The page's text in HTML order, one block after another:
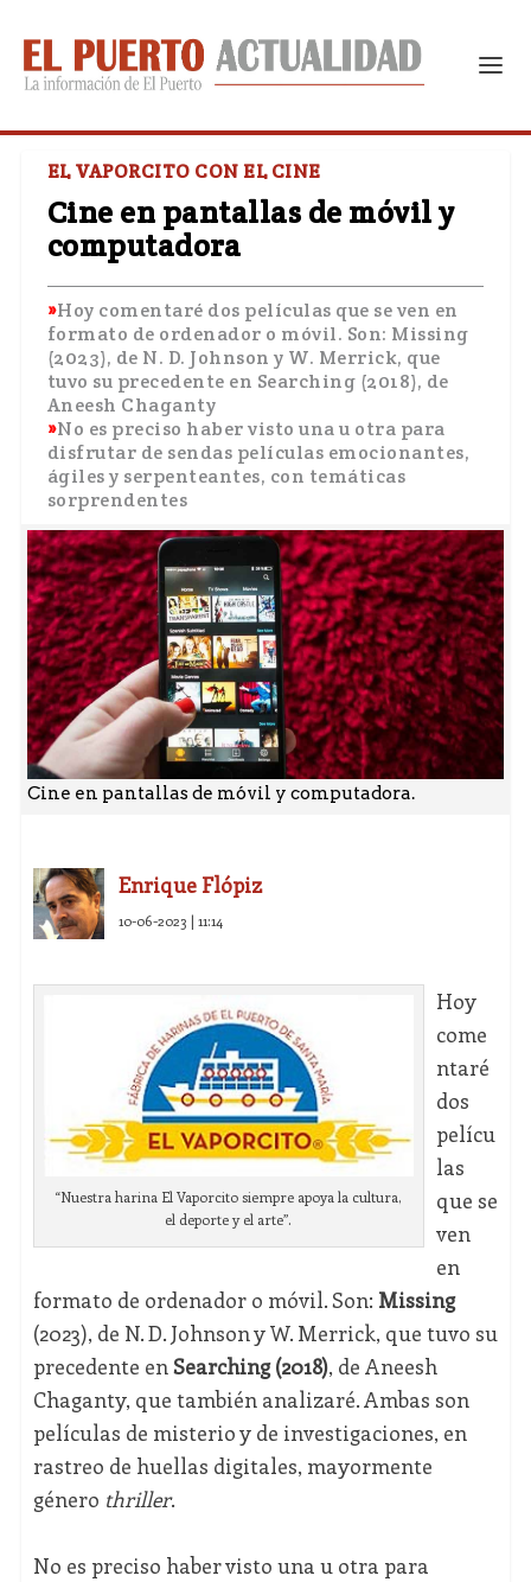
EL VAPORCITO CON EL CINE
Cine en pantallas de móvil y
computadora
Hoy comentaré dos películas que se ven en
formato de ordenador o móvil. Son: Missing
(2023), de N. D. Johnson y W. Merrick, que
tuvo su precedente en Searching (2018), de
Aneesh Chaganty
No es preciso haber visto una u otra para
disfrutar de sendas películas emocionantes,
ágiles y serpenteantes, con temáticas
sorprendentes
Cine en pantallas de móvil y computadora.
Enrique Flópiz
10-06-2023 | 11:14
“Nuestra harina El Vaporcito siempre apoya la cultura,
el deporte y el arte”.
Hoy
come
ntaré
dos
pelícu
las
que se
ven
en
formato de ordenador o móvil. Son: Missing
(2023), de N. D. Johnson y W. Merrick, que tuvo su
precedente enSearching(2018), de Aneesh
Chaganty, que también analizaré. Ambas son
películas de misterio y de investigaciones, en
rastreo de huellas digitales, mayormente
género thriller.
No es preciso haber visto una u otra para